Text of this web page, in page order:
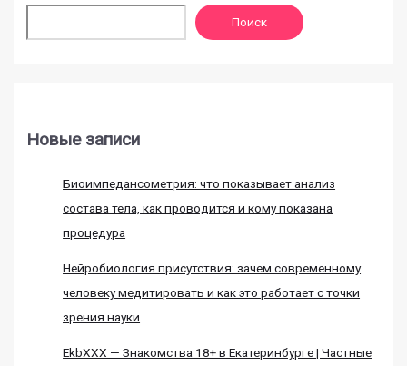
Поиск
Новые записи
Биоимпедансометрия: что показывает анализ
состава тела, как проводится и кому показана
процедура
Нейробиология присутствия: зачем современному
человеку медитировать и как это работает с точки
зрения науки
EkbXXX — Знакомства 18+ в Екатеринбурге | Частные